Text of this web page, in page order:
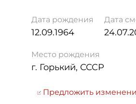
Дата рождения
12.09.1964
Дата
Место рождения
г. Горький, СССР
Предложить